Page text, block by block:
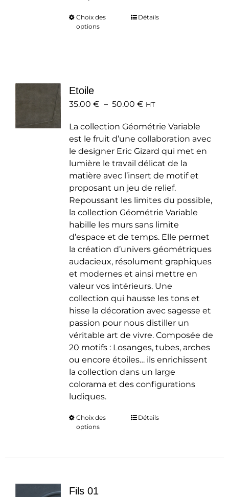
Choix des
options
Ce
peuvent
choisies
sur
la
page
du
produit
Détails
Etoile
35.00 € – 50.00 €Plage
prix :
35.00 €
à
50.00 €
HT
La collection Géométrie Variable
est le fruit d’une collaboration avec
le designer Eric Gizard qui met en
lumière le travail délicat de la
matière avec l’insert de motif et
proposant un jeu de relief.
Repoussant les limites du possible,
la collection Géométrie Variable
habille les murs sans limite
d’espace et de temps. Elle permet
la création d’univers géométriques
audacieux, résolument graphiques
et modernes et ainsi mettre en
valeur vos intérieurs. Une
collection qui hausse les tons et
hisse la décoration avec sagesse et
passion pour nous distiller un
véritable art de vivre. Composée de
20 motifs : Losanges, tubes, arches
ou encore étoiles… ils enrichissent
la collection dans un large
colorama et des configurations
ludiques.
Choix des
options
CeDétails
Fils 01